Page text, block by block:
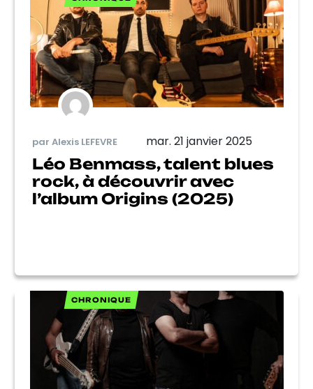
par Alexis LEFEVRE mar. 21 janvier 2025
Léo Benmass, talent blues
rock, à découvrir avec
l’album Origins (2025)
CHRONIQUE